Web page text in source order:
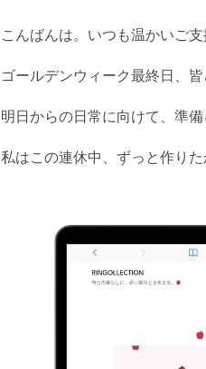
こんばんは。いつも温かいご
ゴールデンウィーク最終日、
明日からの日常に向けて、準
私はこの連休中、ずっと作り